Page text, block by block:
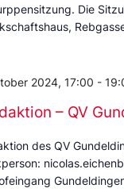
Die
– QV
2024, 17:00 -
des QV